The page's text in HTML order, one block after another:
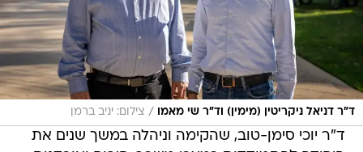
ד"ר דניאל ניקריטין (מימין) וד"ר שי מאמו / צילום: יניב ברמן
ד"ר יוכי סימן-טוב, שהקימה וניהלה במשך שנים את